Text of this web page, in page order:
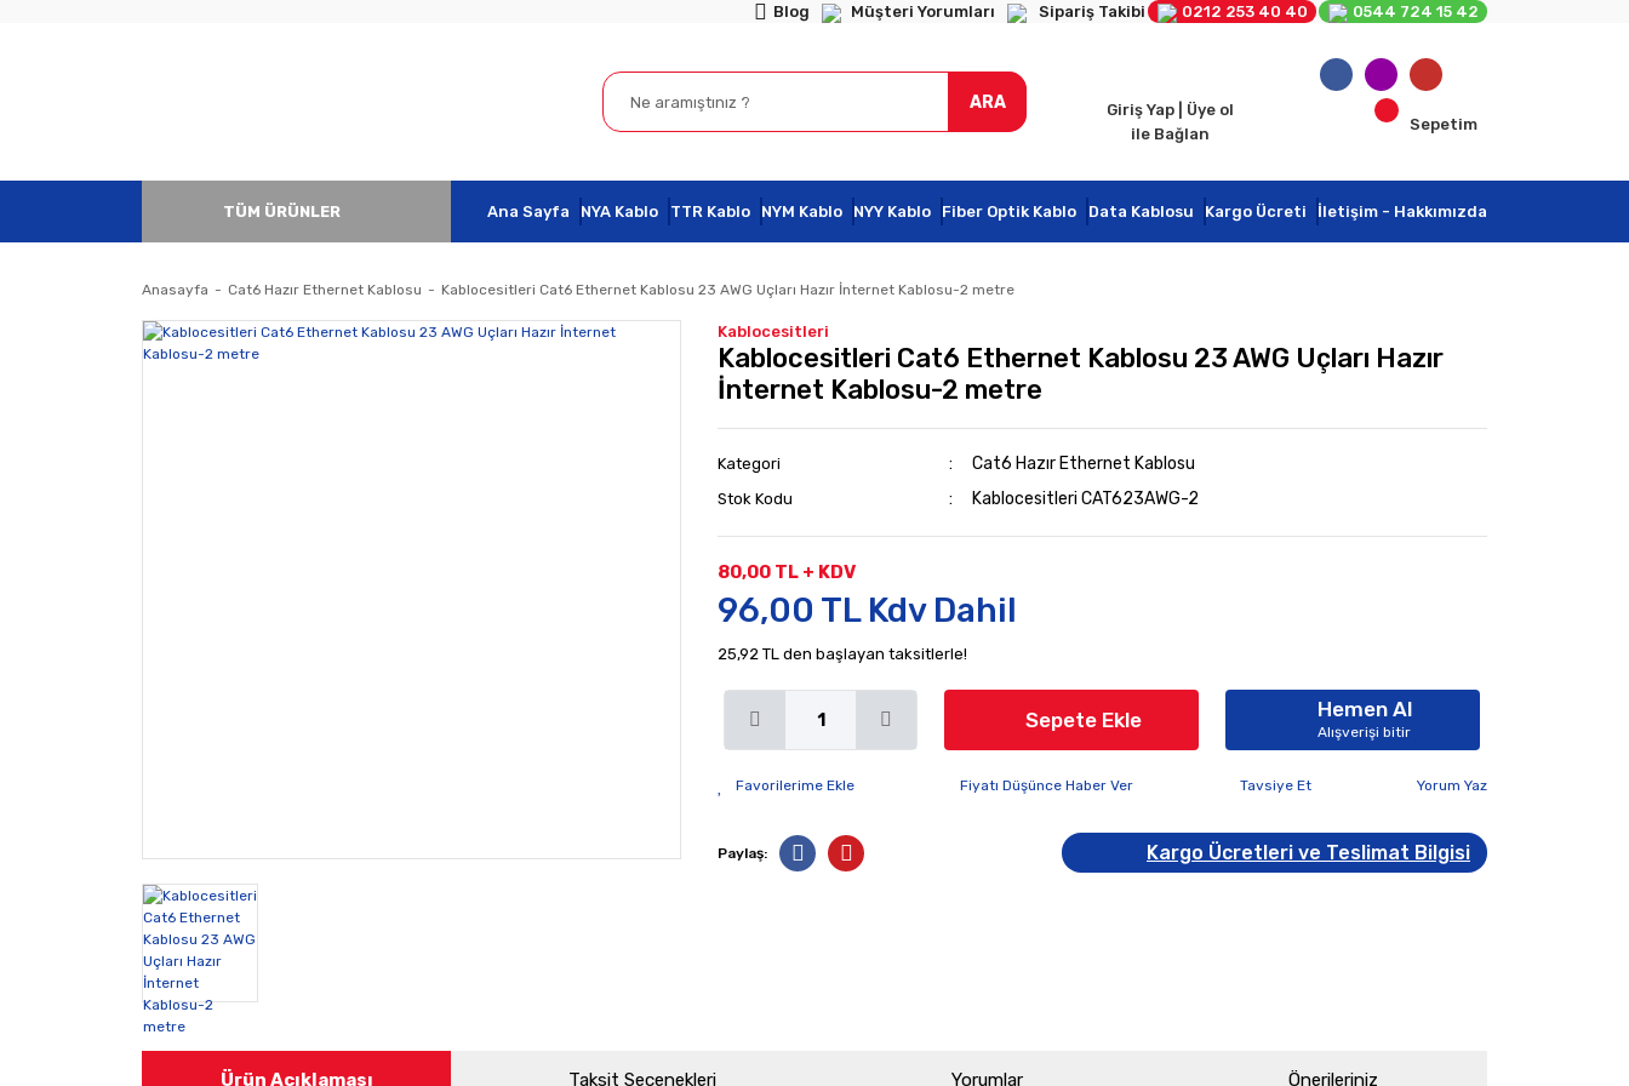
Blog Müşteri Yorumları Sipariş Takibi 0212 253 40 40 0544 724 15 42
ARA
Giriş Yap | Üye ol
ile Bağlan
Sepetim
TÜM ÜRÜNLER Ana Sayfa NYA Kablo TTR Kablo NYM Kablo NYY Kablo Fiber Optik Kablo Data Kablosu Kargo Ücreti İletişim - Hakkımızda
Anasayfa Cat6 Hazır Ethernet Kablosu Kablocesitleri Cat6 Ethernet Kablosu 23 AWG Uçları Hazır İnternet Kablosu-2 metre
Kablocesitleri
Kablocesitleri Cat6 Ethernet Kablosu 23 AWG Uçları Hazır
İnternet Kablosu-2 metre
Kategori Cat6 Hazır Ethernet Kablosu
Stok Kodu Kablocesitleri CAT623AWG-2
80,00 TL + KDV
96,00 TL Kdv Dahil
25,92 TL den başlayan taksitlerle!
Sepete Ekle Hemen Al
Alışverişi bitir
Fiyatı Düşünce Haber Ver Tavsiye Et Yorum Yaz
Paylaş: Kargo Ücretleri ve Teslimat Bilgisi
Ürün Açıklaması Taksit Seçenekleri Yorumlar Önerileriniz